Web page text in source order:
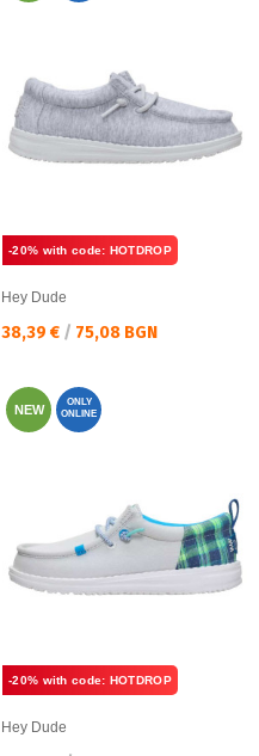
-20% with code: HOTDROP
Hey Dude
Текуща цена:
38,39 € / 75,08 BGN
NEW
ONLY
ONLINE
-20% with code: HOTDROP
Hey Dude